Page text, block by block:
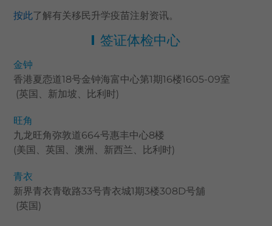
按此了解有关移民升学疫苗注射资讯。
签证体检中心
金钟
香港夏悫道18号金钟海富中心第1期16楼1605-09室
(英国、新加坡、比利时)
旺角
九龙旺角弥敦道664号惠丰中心8楼
(美国、英国、澳洲、新西兰、比利时)
青衣
新界青衣青敬路33号青衣城1期3楼308D号舖
(英国)